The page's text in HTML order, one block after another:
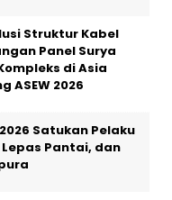
Struktur Kabel
Panel Surya
di Asia
ASEW 2026
Satukan Pelaku
Pantai, dan